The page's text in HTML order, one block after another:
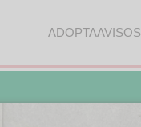
ADOPTAAVISOS